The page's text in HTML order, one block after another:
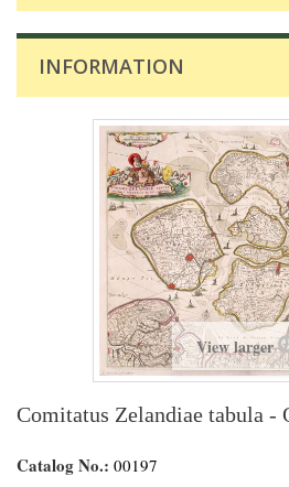
INFORMATION
View larger
Comitatus Zelandiae tabula -
Catalog No.: 00197